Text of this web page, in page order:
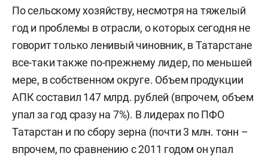
По сельскому хозяйству, несмотря на тяжелый
год и проблемы в отрасли, о которых сегодня не
говорит только ленивый чиновник, в Татарстане
все-таки также по-прежнему лидер, по меньшей
мере, в собственном округе. Объем продукции
АПК составил 147 млрд. рублей (впрочем, объем
упал за год сразу на 7%). В лидерах по ПФО
Татарстан и по сбору зерна (почти 3 млн. тонн –
впрочем, по сравнению с 2011 годом он упал